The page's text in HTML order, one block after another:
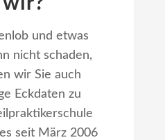
und etwas
nicht schaden,
wir Sie auch
Eckdaten zu
seit März 2006